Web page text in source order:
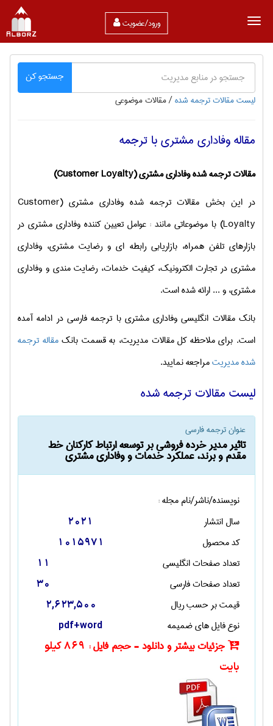
ورود/عضویت
جستجو کن
لیست مقالات ترجمه شده/مقالات موضوعی
مقاله وفاداری مشتری با ترجمه
مقالات ترجمه شده وفاداری مشتری (Customer Loyalty
)
در این بخش مقالات ترجمه شده وفاداری مشتری(
Customer
Loyalty
) با موضوعاتی مانند : عوامل تعیین کننده وفاداری مشتری در
بازارهای تلفن همراه، بازاریابی رابطه ای و رضایت مشتری، وفاداری
مشتری در تجارت الکترونیک، کیفیت خدمات، رضایت مندی و وفاداری
مشتری، و ... ارائه شده است.
بانک مقالات انگلیسی وفاداری مشتری با ترجمه فارسی در ادامه آمده
است. برای ملاحظه کل مقالات مدیریت، به قسمت بانک مقاله ترجمه
شده مدیریتمراجعه نمایید.
لیست مقالات ترجمه شده
عنوان ترجمه فارسی
تاثير مدير خرده فروشي بر توسعه ارتباط كاركنان خط
مقدم و برند، عملكرد خدمات و وفاداري مشتري
نویسنده/ناشر/نام مجله :
سال انتشار
2021
کد محصول 1015971
تعداد صفحات انگليسی 11
تعداد صفحات فارسی 30
قیمت بر حسب ریال 2,623,500
نوع فایل های ضمیمه pdf+word
جزئیات بیشتر و دانلود - حجم فایل :
869 کیلو
بایت